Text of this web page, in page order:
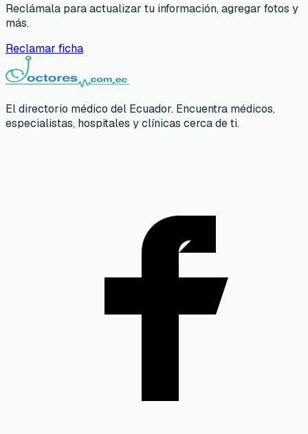
Reclámala para actualizar tu información, agregar fotos y
más.
Reclamar ficha
El directorio médico del Ecuador. Encuentra médicos,
especialistas, hospitales y clínicas cerca de ti.